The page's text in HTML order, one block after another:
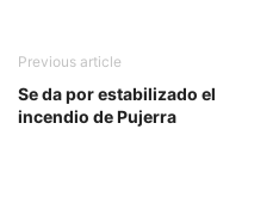
Previous article
Se da por estabilizado el
incendio de Pujerra